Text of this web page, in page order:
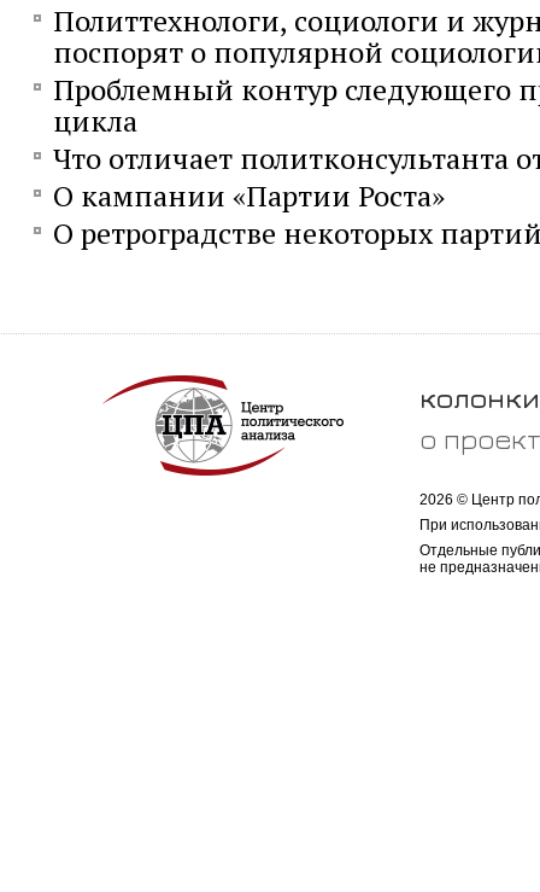
Политтехнологи, социологи и
поспорят о популярной
Проблемный контур следующего
цикла
Что отличает политконсультанта
О кампании «Партии Роста»
О ретроградстве некоторых
колонки
о
2026 © Центр
При
Отдельные
не